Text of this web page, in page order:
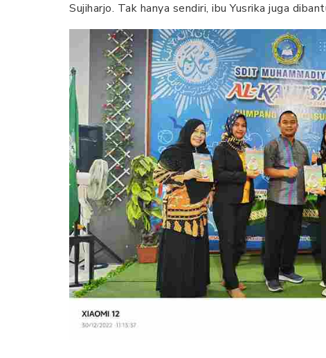
Sujiharjo. Tak hanya sendiri, ibu Yusrika juga